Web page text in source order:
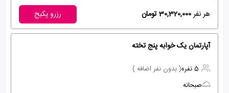
هر نفر30,320,000 تومان رزرو پکیج
آپارتمان یک خوابه پنج تخته
5 نفره
( بدون نفر اضافه )
صبحانه